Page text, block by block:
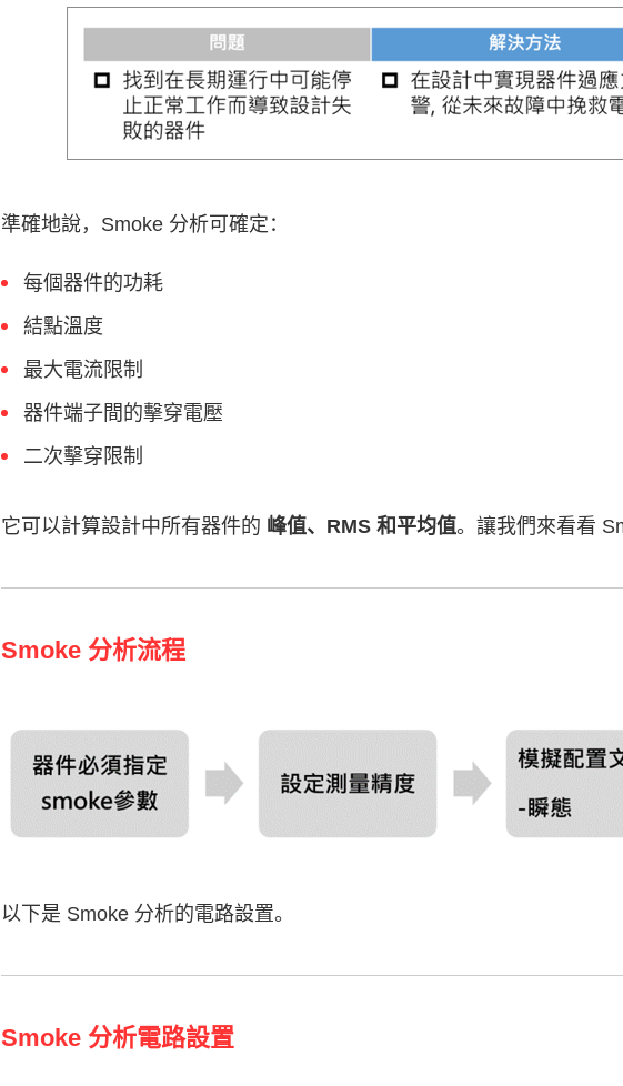
準確地說，Smoke 分析可確定：
每個器件的功耗
結點溫度
最大電流限制
器件端子間的擊穿電壓
二次擊穿限制
它可以計算設計中所有器件的 峰值、RMS 和平均值。讓我們來看看
Smoke 分析流程
以下是 Smoke 分析的電路設置。
Smoke 分析電路設置